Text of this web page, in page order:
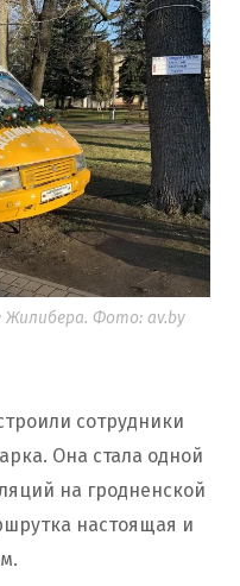
Жилибера. Фото: av.by
сотрудники
Она стала одной
на гродненской
настоящая и